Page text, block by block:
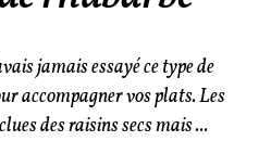
jamais essayé ce type de
accompagner vos plats. Les
des raisins secs mais ...